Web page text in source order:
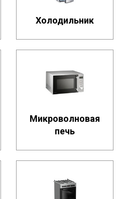
Холодильник
Микроволновая
печь